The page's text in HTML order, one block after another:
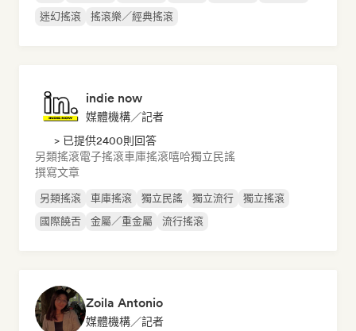
迷幻搖滾
搖滾樂／經典搖滾
indie now
媒體機構／記者
> 已提供2400則回答
另類搖滾電子搖滾車庫搖滾嘻哈獨立民謠
撰寫文章
另類搖滾 車庫搖滾 獨立民謠 獨立流行
獨立搖滾
國際饒舌
金屬／重金屬 流行搖滾
Zoila Antonio
媒體機構／記者